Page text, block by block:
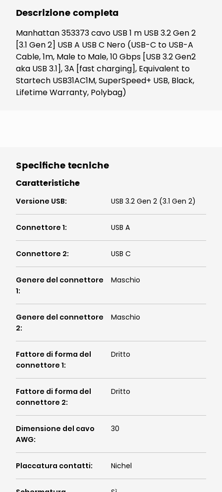
Descrizione completa
Manhattan 353373 cavo USB 1 m USB 3.2 Gen 2
[3.1 Gen 2] USB A USB C Nero (USB-C to USB-A
Cable, 1m, Male to Male, 10 Gbps [USB 3.2 Gen2
aka USB 3.1], 3A [fast charging], Equivalent to
Startech USB31AC1M, SuperSpeed+ USB, Black,
Lifetime Warranty, Polybag)
Specifiche tecniche
Caratteristiche
Versione USB: USB 3.2 Gen 2 (3.1 Gen 2)
Connettore 1: USB A
Connettore 2: USB C
Genere del connettore
1:
Maschio
Genere del connettore
2:
Maschio
Fattore di forma del
connettore 1:
Dritto
Fattore di forma del
connettore 2:
Dritto
Dimensione del cavo
AWG:
30
Placcatura contatti: Nichel